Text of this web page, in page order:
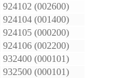
924102 (002600)
924104 (001400)
924105 (000200)
924106 (002200)
932400 (000101)
932500 (000101)